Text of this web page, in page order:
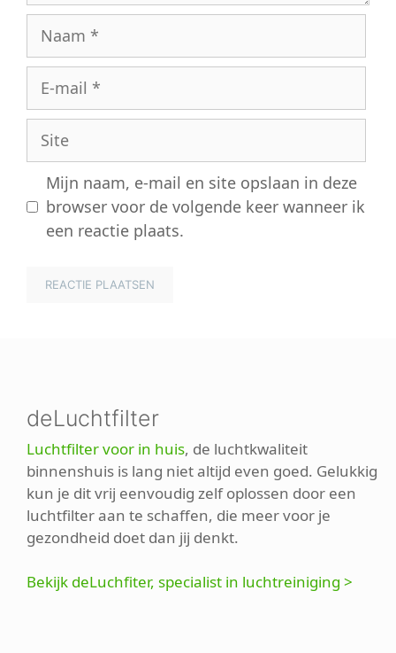
Naam
mail
Site
Mijn naam, e-mail en site opslaan in deze
browser voor de volgende keer wanneer ik
een reactie plaats.
deLuchtfilter
Luchtfilter voor in huis, de luchtkwaliteit
binnenshuis is lang niet altijd even goed. Gelukkig
kun je dit vrij eenvoudig zelf oplossen door een
luchtfilter aan te schaffen, die meer voor je
gezondheid doet dan jij denkt.
Bekijk deLuchfiter, specialist in luchtreiniging >